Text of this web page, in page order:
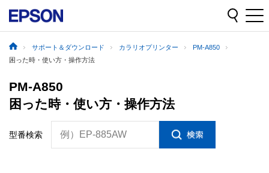
サポート＆ダウンロード カラリオプリンター
PM-A850
困った時・使い方・操作方法
PM-A850
困った時・使い方・操作方法
型番検索 例）EP-885AW